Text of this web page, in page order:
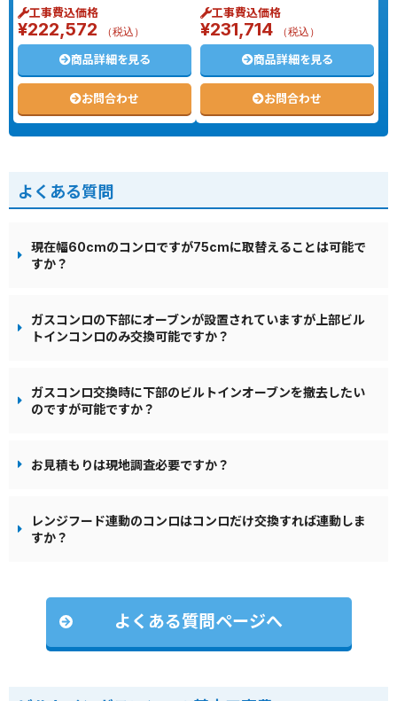
工事費込価格
¥222,572 （税込）
商品詳細を見る
お問合わせ
工事費込価格
¥231,714 （税込）
商品詳細を見る
お問合わせ
よくある質問
現在幅60cmのコンロですが75cmに取替えることは可能で
すか？
ガスコンロの下部にオーブンが設置されていますが上部ビル
トインコンロのみ交換可能ですか？
ガスコンロ交換時に下部のビルトインオーブンを撤去したい
のですが可能ですか？
お見積もりは現地調査必要ですか？
レンジフード連動のコンロはコンロだけ交換すれば連動しま
すか？
よくある質問ページへ